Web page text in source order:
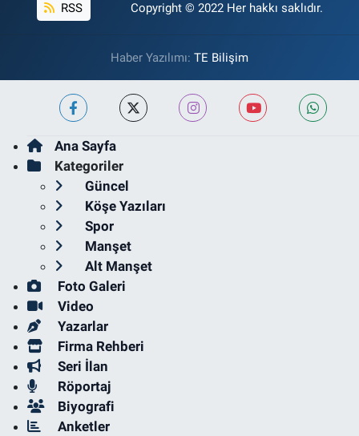
RSS Copyright © 2022 Her hakkı saklıdır.
Haber Yazılımı: TE Bilişim
Ana Sayfa
Kategoriler
Güncel
Köşe Yazıları
Spor
Manşet
Alt Manşet
Foto Galeri
Video
Yazarlar
Firma Rehberi
Seri İlan
Röportaj
Biyografi
Anketler